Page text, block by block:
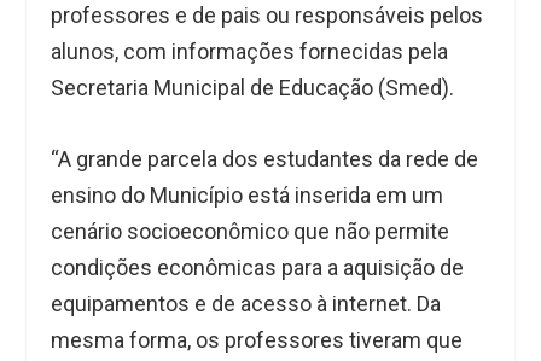
professores e de pais ou responsáveis pelos
alunos, com informações fornecidas pela
Secretaria Municipal de Educação (Smed).
“A grande parcela dos estudantes da rede de
ensino do Município está inserida em um
cenário socioeconômico que não permite
condições econômicas para a aquisição de
equipamentos e de acesso à internet. Da
mesma forma, os professores tiveram que